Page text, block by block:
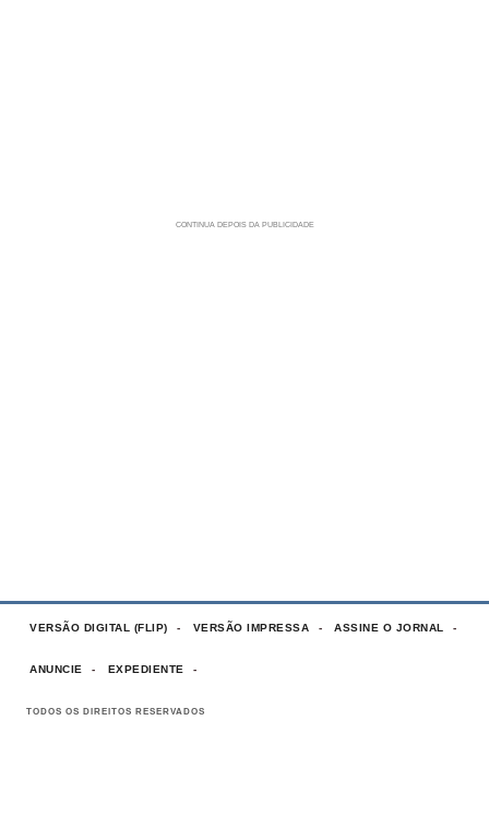
VERSÃO DIGITAL (FLIP) VERSÃO IMPRESSA ASSINE O JORNAL
ANUNCIE EXPEDIENTE
TODOS OS DIREITOS RESERVADOS